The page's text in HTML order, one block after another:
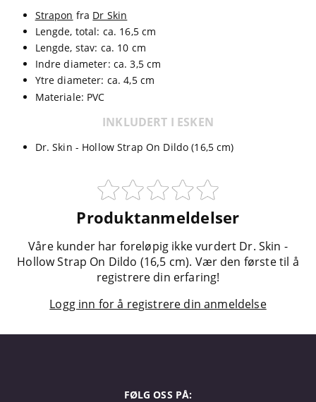
Strapon fra Dr Skin
Lengde, total: ca. 16,5 cm
Lengde, stav: ca. 10 cm
Indre diameter: ca. 3,5 cm
Ytre diameter: ca. 4,5 cm
Materiale: PVC
INKLUDERT I ESKEN
Dr. Skin - Hollow Strap On Dildo (16,5 cm)
Produktanmeldelser
Våre kunder har foreløpig ikke vurdert Dr. Skin -
Hollow Strap On Dildo (16,5 cm). Vær den første til å
registrere din erfaring!
Logg inn for å registrere din anmeldelse
FØLG OSS PÅ: